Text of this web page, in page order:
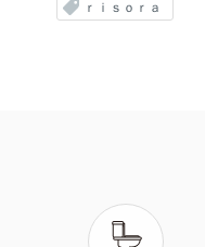
ｒｉｓｏｒａ